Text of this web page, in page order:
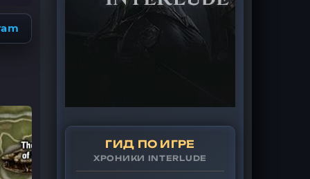
ГИД ПО ИГРЕ
ХРОНИКИ INTERLUDE